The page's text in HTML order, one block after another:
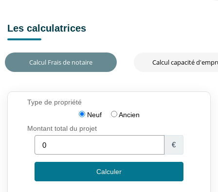
Les calculatrices
Calcul Frais de notaire Calcul capacité